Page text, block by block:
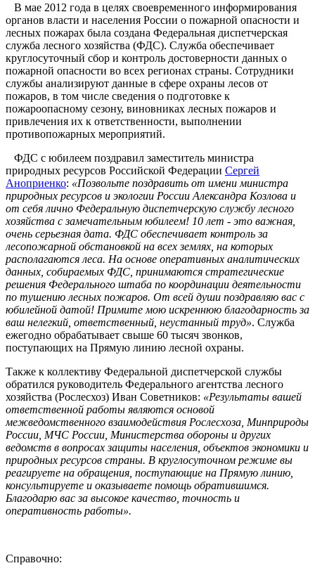
В мае 2012 года в целях своевременного информирования
органов власти и населения России о пожарной опасности и
лесных пожарах была создана Федеральная диспетчерская
служба лесного хозяйства (ФДС). Служба обеспечивает
круглосуточный сбор и контроль достоверности данных о
пожарной опасности во всех регионах страны. Сотрудники
службы анализируют данные в сфере охраны лесов от
пожаров, в том числе сведения о подготовке к
пожароопасному сезону, виновниках лесных пожаров и
привлечения их к ответственности, выполнении
противопожарных мероприятий.
ФДС с юбилеем поздравил заместитель министра
природных ресурсов Российской Федерации Сергей
Аноприенко: «Позвольте поздравить от имени министра
природных ресурсов и экологии России Александра Козлова и
от себя лично Федеральную диспетчерскую службу лесного
хозяйства с замечательным юбилеем! 10 лет - это важная,
очень серьезная дата. ФДС обеспечивает контроль за
лесопожарной обстановкой на всех землях, на которых
располагаются леса. На основе оперативных аналитических
данных, собираемых ФДС, принимаются стратегические
решения Федерального штаба по координации деятельности
по тушению лесных пожаров. От всей души поздравляю вас с
юбилейной датой! Примите мою искреннюю благодарность за
ваш нелегкий, ответственный, неустанный труд». Служба
ежегодно обрабатывает свыше 60 тысяч звонков,
поступающих на Прямую линию лесной охраны.
Также к коллективу Федеральной диспетчерской службы
обратился руководитель Федерального агентства лесного
хозяйства (Рослесхоз) Иван Советников: «Результаты вашей
ответственной работы являются основой
межведомственного взаимодействия Рослесхоза, Минприроды
России, МЧС России, Министерства обороны и других
ведомств в вопросах защиты населения, объектов экономики и
природных ресурсов страны. В круглосуточном режиме вы
реагируете на обращения, поступающие на Прямую линию,
консультируете и оказываете помощь обратившимся.
Благодарю вас за высокое качество, точность и
оперативность работы».
Справочно: